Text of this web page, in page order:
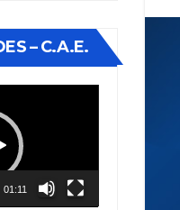
– C.A.E.
01:11